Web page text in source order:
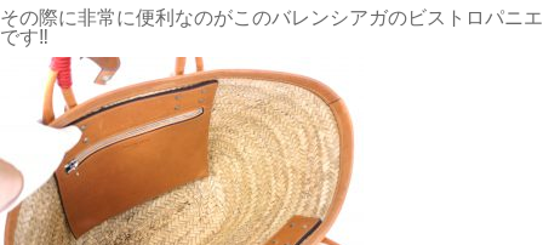
その際に非常に便利なのがこのバレンシアガのビストロパニエ
です‼